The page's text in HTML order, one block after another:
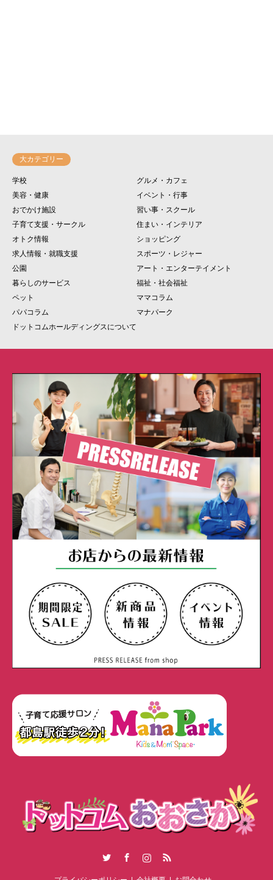
大カテゴリー
学校
グルメ・カフェ
美容・健康
イベント・行事
おでかけ施設
習い事・スクール
子育て支援・サークル
住まい・インテリア
オトク情報
ショッピング
求人情報・就職支援
スポーツ・レジャー
公園
アート・エンターテイメント
暮らしのサービス
福祉・社会福祉
ペット
ママコラム
パパコラム
マナパーク
ドットコムホールディングスについて
RSS